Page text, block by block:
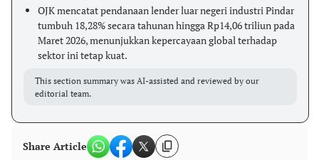
OJK mencatat pendanaan lender luar negeri industri Pindar
tumbuh 18,28% secara tahunan hingga Rp14,06 triliun pada
Maret 2026, menunjukkan kepercayaan global terhadap
sektor ini tetap kuat.
This section summary was AI-assisted and reviewed by our
editorial team.
Share Article